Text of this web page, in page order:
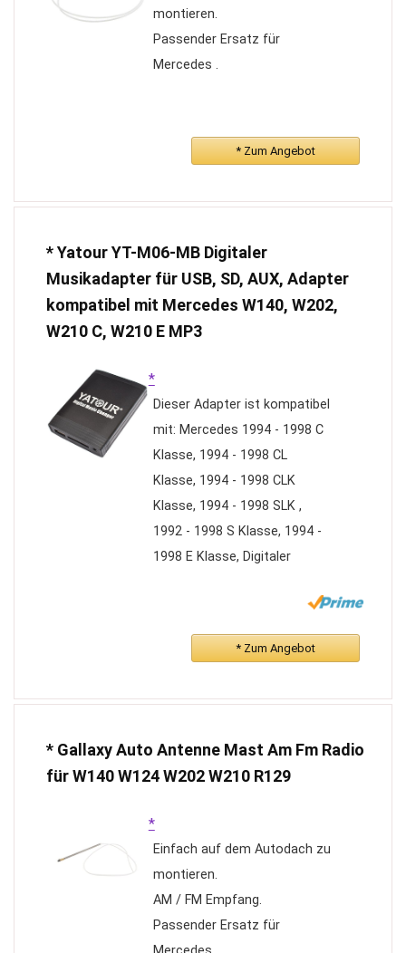
montieren.
Passender Ersatz für
Mercedes .
* Zum Angebot
* Yatour YT-M06-MB Digitaler
Musikadapter für USB, SD, AUX, Adapter
kompatibel mit Mercedes W140, W202,
W210 C, W210 E MP3
*
Dieser Adapter ist kompatibel
mit: Mercedes 1994 - 1998 C
Klasse, 1994 - 1998 CL
Klasse, 1994 - 1998 CLK
Klasse, 1994 - 1998 SLK ,
1992 - 1998 S Klasse, 1994 -
1998 E Klasse, Digitaler
Radio Special Becker BE2210,
BE1650, BE1350) Radio
Exquisit Becker BE1490,
Nicht kompatibel: Audio 10,
Command; usb sd aux mp3
player,CD-Wechsler
über verschiedene
Player/ Mobiltelefone in Ihrem
* Zum Angebot
* Gallaxy Auto Antenne Mast Am Fm Radio
für W140 W124 W202 W210 R129
*
Einfach auf dem Autodach zu
montieren.
AM / FM Empfang.
Passender Ersatz für